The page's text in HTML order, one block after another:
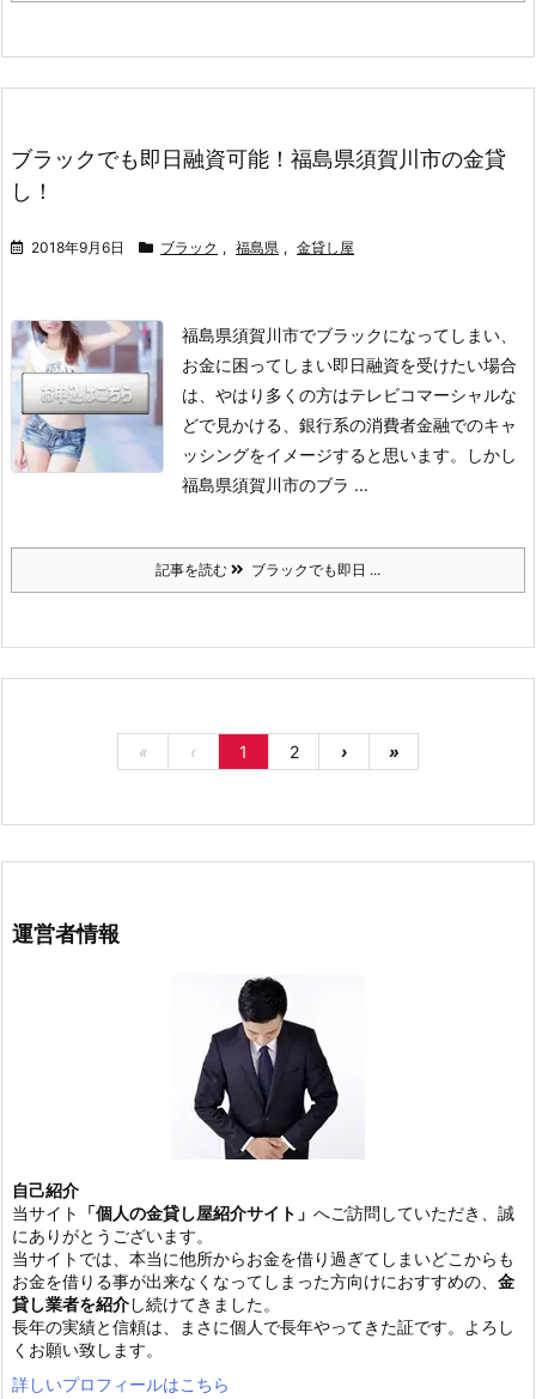
ブラックでも即日融資可能！福島県須賀川市の金貸
し！
2018年9月6日 ブラック , 福島県 , 金貸し屋
福島県須賀川市でブラックになってしまい、
お金に困ってしまい即日融資を受けたい場合
は、やはり多くの方はテレビコマーシャルな
どで見かける、銀行系の消費者金融でのキャ
ッシングをイメージすると思います。
しかし
福島県須賀川市のブラ ...
記事を読む ブラックでも即日 ...
« ‹ 1 2 › »
運営者情報
自己紹介
当サイト
「個人の金貸し屋紹介サイト」 へご訪問していただき、誠
にありがとうございます。
当サイトでは、本当に他所からお金を借り過ぎてしまいどこからも
お金を借りる事が出来なくなってしまった方向けにおすすめの、 金
貸し業者を紹介し続けてきました。
長年の実績と信頼は、まさに個人で長年やってきた証です。よろし
くお願い致します。
詳しいプロフィールはこちら